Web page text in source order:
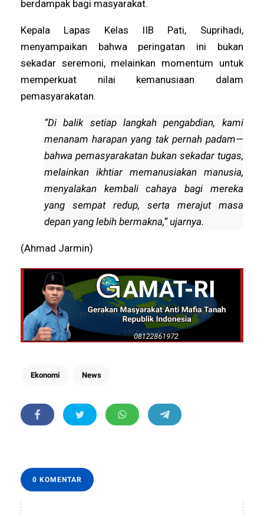
berdampak bagi masyarakat.
Kepala Lapas Kelas IIB Pati, Suprihadi,
menyampaikan bahwa peringatan ini bukan
sekadar seremoni, melainkan momentum untuk
memperkuat nilai kemanusiaan dalam
pemasyarakatan.
“Di balik setiap langkah pengabdian, kami
menanam harapan yang tak pernah padam—
bahwa pemasyarakatan bukan sekadar tugas,
melainkan ikhtiar memanusiakan manusia,
menyalakan kembali cahaya bagi mereka
yang sempat redup, serta merajut masa
depan yang lebih bermakna,” ujarnya.
(Ahmad Jarmin)
Ekonomi News
0 KOMENTAR